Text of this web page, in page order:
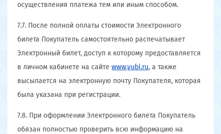
осуществления платежа тем или иным способом.
7.7. После полной оплаты стоимости Электронного
билета Покупатель самостоятельно распечатывает
Электронный билет, доступ к которому предоставляется
в личном кабинете на сайте www.yubi.ru, а также
высылается на электронную почту Покупателя, которая
была указана при регистрации.
7.8. При оформлении Электронного билета Покупатель
обязан полностью проверить всю информацию на